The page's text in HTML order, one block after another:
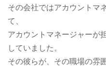
その会社ではアカウントマ
て、
アカウントマネージャーが
していました。
その彼らが、その職場の雰